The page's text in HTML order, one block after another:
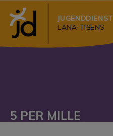
JUGENDDIENST
LANA-TISENS
5 PER MILLE